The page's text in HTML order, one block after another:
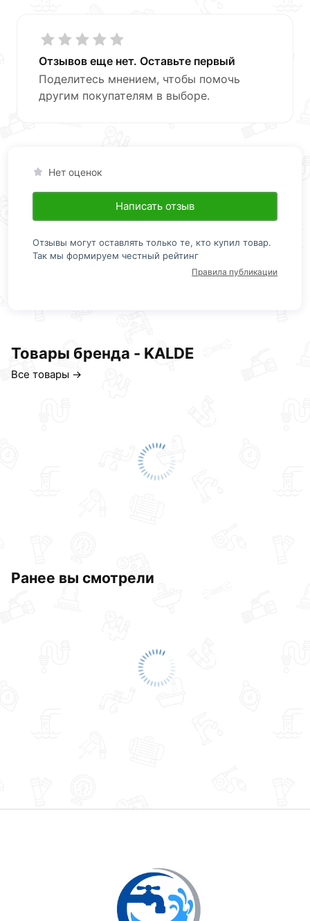
Отзывов еще нет. Оставьте первый
Поделитесь мнением, чтобы помочь
другим покупателям в выборе.
Нет оценок
Написать отзыв
Отзывы могут оставлять только те, кто купил товар.
Так мы формируем честный рейтинг
Правила публикации
Товары бренда - KALDE
Все товары →
Ранее вы смотрели